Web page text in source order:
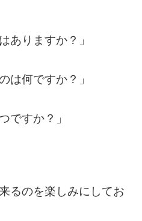
ありますか？」
は何ですか？」
ですか？」
るのを楽しみにしてお